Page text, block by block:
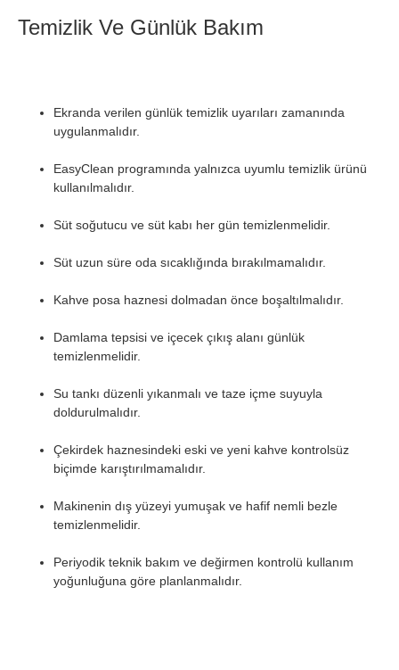
Temizlik Ve Günlük Bakım
Ekranda verilen günlük temizlik uyarıları zamanında
uygulanmalıdır.
EasyClean programında yalnızca uyumlu temizlik ürünü
kullanılmalıdır.
Süt soğutucu ve süt kabı her gün temizlenmelidir.
Süt uzun süre oda sıcaklığında bırakılmamalıdır.
Kahve posa haznesi dolmadan önce boşaltılmalıdır.
Damlama tepsisi ve içecek çıkış alanı günlük
temizlenmelidir.
Su tankı düzenli yıkanmalı ve taze içme suyuyla
doldurulmalıdır.
Çekirdek haznesindeki eski ve yeni kahve kontrolsüz
biçimde karıştırılmamalıdır.
Makinenin dış yüzeyi yumuşak ve hafif nemli bezle
temizlenmelidir.
Periyodik teknik bakım ve değirmen kontrolü kullanım
yoğunluğuna göre planlanmalıdır.